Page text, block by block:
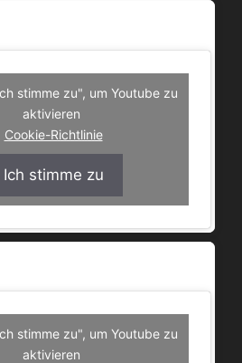
stimme zu", um Youtube zu
aktivieren
Cookie-Richtlinie
Ich stimme zu
stimme zu", um Youtube zu
aktivieren